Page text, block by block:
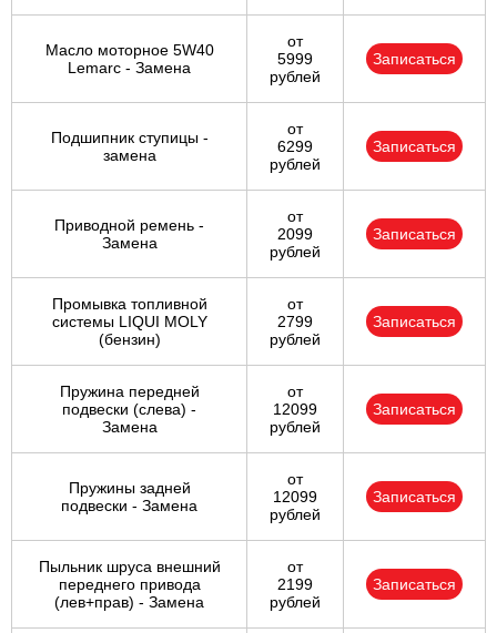
Масло моторное 5W40
Lemarc - Замена
от
5999
рублей
Записаться
Подшипник ступицы -
замена
от
6299
рублей
Записаться
Приводной ремень -
Замена
от
2099
рублей
Записаться
Промывка топливной
системы LIQUI MOLY
(бензин)
от
2799
рублей
Записаться
Пружина передней
подвески (слева) -
Замена
от
12099
рублей
Записаться
Пружины задней
подвески - Замена
от
12099
рублей
Записаться
Пыльник шруса внешний
переднего привода
(лев+прав) - Замена
от
2199
рублей
Записаться